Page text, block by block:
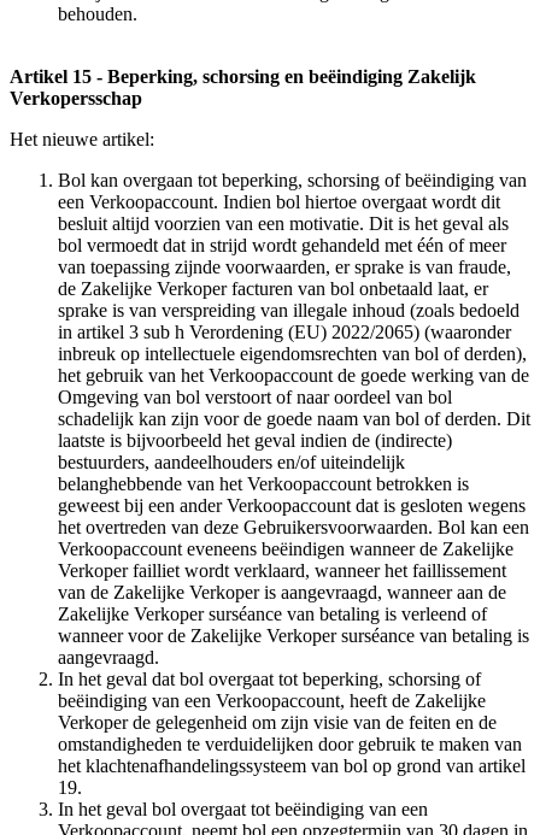
behouden.
Artikel 15 - Beperking, schorsing en beëindiging Zakelijk
Verkopersschap
Het nieuwe artikel:
Bol kan overgaan tot beperking, schorsing of beëindiging van
een Verkoopaccount. Indien bol hiertoe overgaat wordt dit
besluit altijd voorzien van een motivatie. Dit is het geval als
bol vermoedt dat in strijd wordt gehandeld met één of meer
van toepassing zijnde voorwaarden, er sprake is van fraude,
de Zakelijke Verkoper facturen van bol onbetaald laat, er
sprake is van verspreiding van illegale inhoud (zoals bedoeld
in artikel 3 sub h Verordening (EU) 2022/2065) (waaronder
inbreuk op intellectuele eigendomsrechten van bol of derden),
het gebruik van het Verkoopaccount de goede werking van de
Omgeving van bol verstoort of naar oordeel van bol
schadelijk kan zijn voor de goede naam van bol of derden. Dit
laatste is bijvoorbeeld het geval indien de (indirecte)
bestuurders, aandeelhouders en/of uiteindelijk
belanghebbende van het Verkoopaccount betrokken is
geweest bij een ander Verkoopaccount dat is gesloten wegens
het overtreden van deze Gebruikersvoorwaarden. Bol kan een
Verkoopaccount eveneens beëindigen wanneer de Zakelijke
Verkoper failliet wordt verklaard, wanneer het faillissement
van de Zakelijke Verkoper is aangevraagd, wanneer aan de
Zakelijke Verkoper surséance van betaling is verleend of
wanneer voor de Zakelijke Verkoper surséance van betaling is
aangevraagd.
In het geval dat bol overgaat tot beperking, schorsing of
beëindiging van een Verkoopaccount, heeft de Zakelijke
Verkoper de gelegenheid om zijn visie van de feiten en de
omstandigheden te verduidelijken door gebruik te maken van
het klachtenafhandelingssysteem van bol op grond van artikel
19.
In het geval bol overgaat tot beëindiging van een
Verkoopaccount, neemt bol een opzegtermijn van 30 dagen in